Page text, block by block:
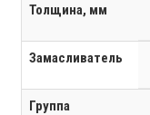
Толщина, мм
Замасливатель
Группа